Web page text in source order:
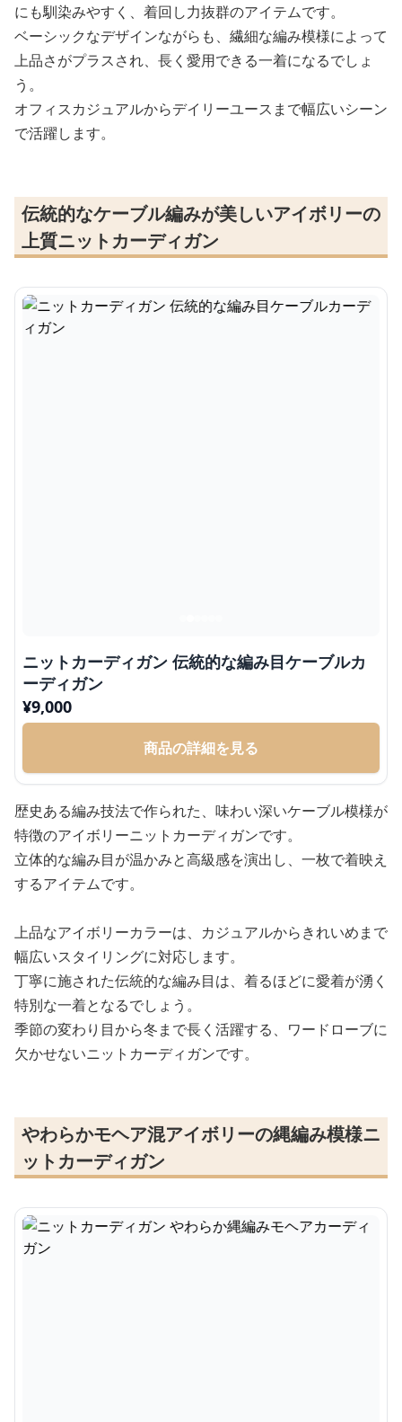
にも馴染みやすく、着回し力抜群のアイテムです。
ベーシックなデザインながらも、繊細な編み模様によって
上品さがプラスされ、長く愛用できる一着になるでしょ
う。
オフィスカジュアルからデイリーユースまで幅広いシーン
で活躍します。
伝統的なケーブル編みが美しいアイボリーの
上質ニットカーディガン
ニットカーディガン 伝統的な編み目ケーブルカ
ーディガン
¥9,000
商品の詳細を見る
歴史ある編み技法で作られた、味わい深いケーブル模様が
特徴のアイボリーニットカーディガンです。
立体的な編み目が温かみと高級感を演出し、一枚で着映え
するアイテムです。
上品なアイボリーカラーは、カジュアルからきれいめまで
幅広いスタイリングに対応します。
丁寧に施された伝統的な編み目は、着るほどに愛着が湧く
特別な一着となるでしょう。
季節の変わり目から冬まで長く活躍する、ワードローブに
欠かせないニットカーディガンです。
やわらかモヘア混アイボリーの縄編み模様ニ
ットカーディガン